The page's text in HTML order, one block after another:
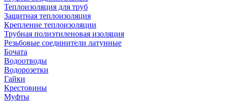
Теплоизоляция для труб
Защитная теплоизоляция
Крепление теплоизоляции
Трубная полиэтиленовая изоляция
Резьбовые соединители латунные
Бочата
Водоотводы
Водорозетки
Гайки
Крестовины
Муфты